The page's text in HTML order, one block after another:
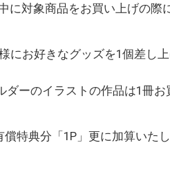
に対象商品をお買い上げの際
にお好きなグッズを1個差し上
ーのイラストの作品は1冊
特典分「1P」更に加算いたし